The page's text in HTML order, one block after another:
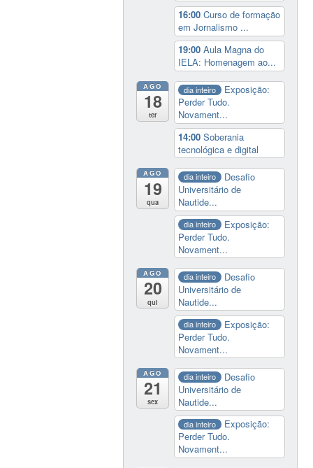
16:00Curso de formação
em Jornalismo ...
19:00Aula Magna do
IELA: Homenagem ao...
AGO
18
ter
dia inteiro
Exposição:
Perder Tudo.
Novament...
14:00Soberania
tecnológica e digital
AGO
19
qua
dia inteiro
Desafio
Universitário de
Nautide...
dia inteiro
Exposição:
Perder Tudo.
Novament...
AGO
20
qui
dia inteiro
Desafio
Universitário de
Nautide...
dia inteiro
Exposição:
Perder Tudo.
Novament...
AGO
21
sex
dia inteiro
Desafio
Universitário de
Nautide...
dia inteiro
Exposição:
Perder Tudo.
Novament...